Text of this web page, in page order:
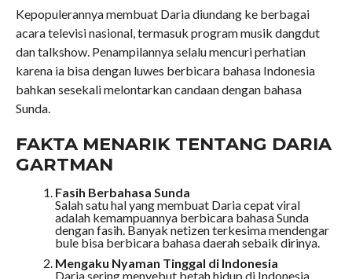
Kepopulerannya membuat Daria diundang ke berbagai
acara televisi nasional, termasuk program musik dangdut
dan talkshow. Penampilannya selalu mencuri perhatian
karena ia bisa dengan luwes berbicara bahasa Indonesia
bahkan sesekali melontarkan candaan dengan bahasa
Sunda.
FAKTA MENARIK TENTANG DARIA
GARTMAN
Fasih Berbahasa Sunda
Salah satu hal yang membuat Daria cepat viral
adalah kemampuannya berbicara bahasa Sunda
dengan fasih. Banyak netizen terkesima mendengar
bule bisa berbicara bahasa daerah sebaik dirinya.
Mengaku Nyaman Tinggal di Indonesia
Daria sering menyebut betah hidup di Indonesia,